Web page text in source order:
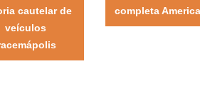
cautelar de
veículos
completa